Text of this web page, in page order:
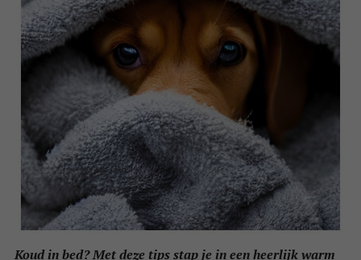
Koud in bed? Met deze tips stap je in een heerlijk warm